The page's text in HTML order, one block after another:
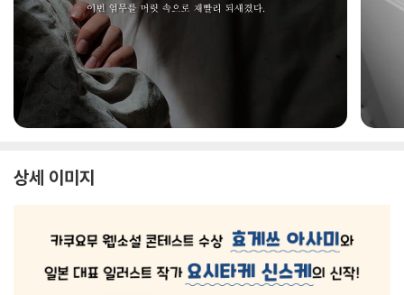
상세 이미지